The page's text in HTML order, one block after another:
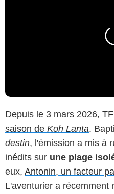
Depuis le 3 mars 2026,
saison de Koh Lanta.
destin, l'émission a mis à
inédits sur une plage
eux, Antonin, un facteur
L'aventurier a récemment